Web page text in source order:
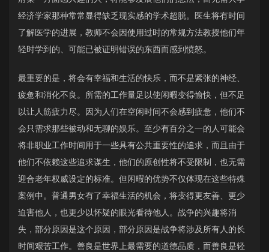
经济学家那种常常显得缺乏现实感的学术超脱。医生将有时间
了解医学的进展，教师不会因使用过时的常规方法教授他们年
轻时学到的、可能已被证明错误的东西而感到愤怒。
最重要的是，将会有幸福和生活的快乐，而不是紧张的神经、
疲惫和消化不良。所需的工作量足以使闲暇变得愉快，但不足
以让人筋疲力尽。因为人们在空闲时间不会感到疲惫，他们不
会只需求那些被动和无聊的娱乐。至少有百分之一的人可能会
将非职业工作时间用于一些具有公共重要性的追求，而且由于
他们不依赖这些追求谋生，他们的原创性将不受限制，也无需
迎合老年权威设定的标准。但闲暇的优势不仅体现在这些特殊
案例中。普通男女有了幸福生活的机会，将变得更友善、更少
迫害他人，也更少以怀疑的眼光看待他人。战争的兴趣将消
失，部分原因是这个原因，部分原因是战争将涉及所有人的长
时间艰苦工作。善良是世界上最需要的道德品质，而善良是轻